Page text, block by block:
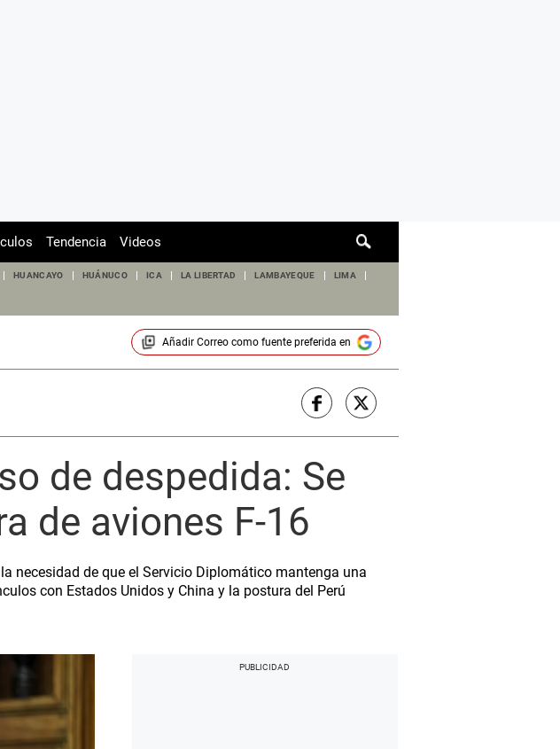
de
Tendencia Videos
HUANCAYO HUÁNUCO ICA LA LIBERTAD LAMBAYEQUE LIMA
Añadir Correocomo fuente preferida en
de despedida: Se
de aviones F-16
necesidad de que el Servicio Diplomático mantenga una
con Estados Unidos y China y la postura del Perú